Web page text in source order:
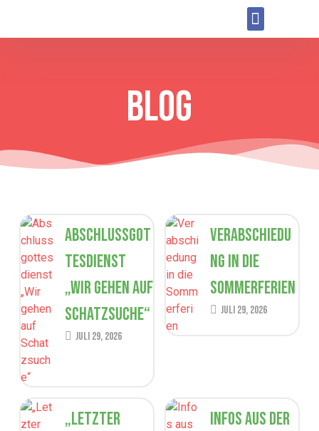
BLOG
Abschlussgot
tesdienst
„Wir gehen auf
Schatzsuche“
Juli 29, 2026
Verabschiedu
ng in die
Sommerferien
Juli 29, 2026
„Letzter
Infos aus der